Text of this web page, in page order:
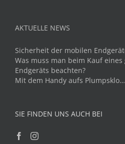
AKTUELLE NEWS
Sicherheit der mobilen
Was muss man beim Kauf
Endgeräts beachten?
Mit dem Handy aufs Plumpsklo…
SIE FINDEN UNS AUCH BEI